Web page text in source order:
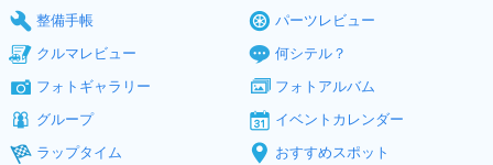
整備手帳
パーツレビュー
クルマレビュー
何シテル？
フォトギャラリー
フォトアルバム
グループ
イベントカレンダー
ラップタイム
おすすめスポット